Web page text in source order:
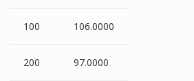
100 106.0000
200 97.0000